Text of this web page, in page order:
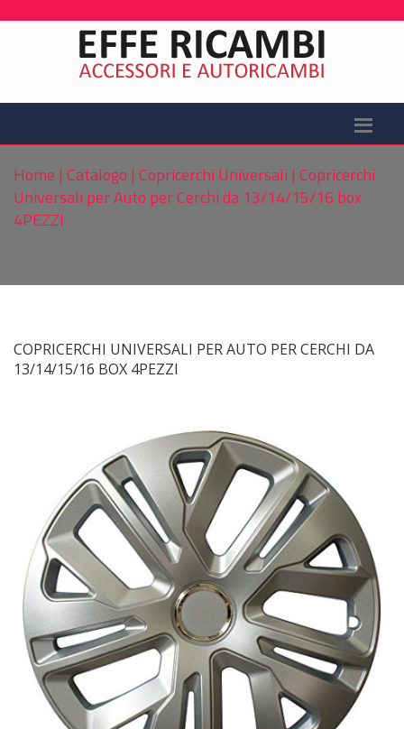
Home | Catalogo | Copricerchi Universali | Copricerchi
Universali per Auto per Cerchi da 13/14/15/16 box
4PEZZI
COPRICERCHI UNIVERSALI PER AUTO PER CERCHI DA
13/14/15/16 BOX 4PEZZI